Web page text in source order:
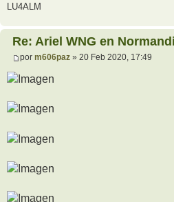
LU4ALM
Re: Ariel WNG en
por m606paz » 20 Feb 2020, 17:49